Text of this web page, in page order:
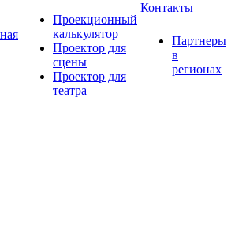
Проекционный
калькулятор
Проектор для
сцены
Проектор для
театра
Контакты
Партнеры
в
регионах